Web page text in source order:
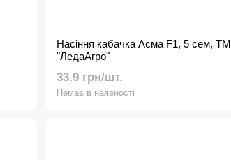
Насіння кабачка Асма F1, 5 сем, ТМ
"ЛедаАгро"
33.9 грн/шт.
Немає в наявності